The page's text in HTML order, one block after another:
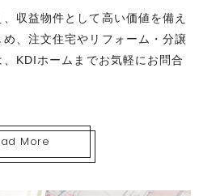
収益物件として高い価値を備え
、注文住宅やリフォーム・分譲
KDIホームまでお気軽にお問合
More